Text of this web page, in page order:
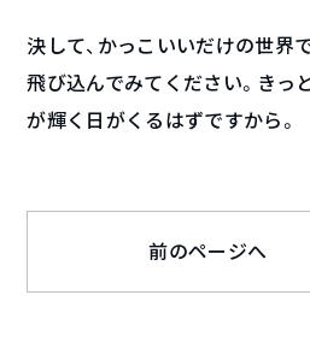
決して、かっこいいだけの世界
飛び込んでみてください。きっ
が輝く日がくるはずですから。
前のページへ